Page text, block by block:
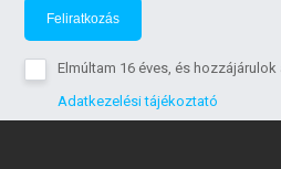
Feliratkozás
Elmúltam 16 éves, és
Adatkezelési tájékoztató